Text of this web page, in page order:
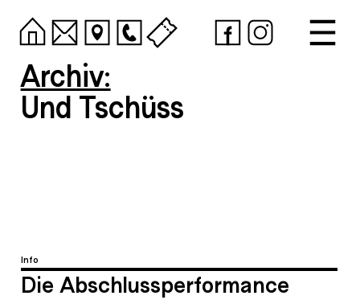
Archiv:
Und Tschüss
Info
Die Abschlussperformance